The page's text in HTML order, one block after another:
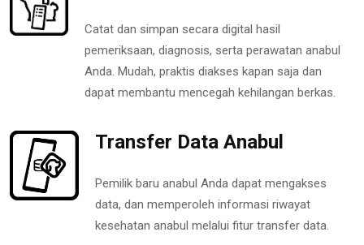
Catat dan simpan secara digital hasil
pemeriksaan, diagnosis, serta perawatan anabul
Anda. Mudah, praktis diakses kapan saja dan
dapat membantu mencegah kehilangan berkas.
Transfer Data Anabul
Pemilik baru anabul Anda dapat mengakses
data, dan memperoleh informasi riwayat
kesehatan anabul melalui fitur transfer data.